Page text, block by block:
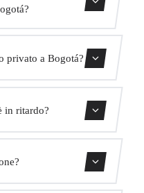
privato a Bogotá?
nascosti.
in ritardo?
ritiro senza costi